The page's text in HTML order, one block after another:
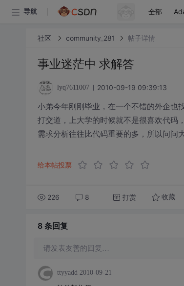
导航 全部
社区 community_281 帖子详情
事业迷茫中 求解答
lyq7611007 2010-09-19 09:39:13
小弟今年刚刚毕业，在一个不错的外企也
打交道，上大学的时候就不是很喜欢代码
需求分析往往比代码重要的多，所以问问
给本帖投票
226 8 打赏 收藏
8 条回复
请发表友善的回复…
ttyyadd 2010-09-21